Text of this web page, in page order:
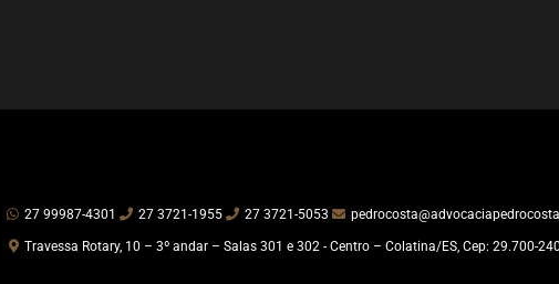
27 99987-4301 27 3721-1955 27 3721-5053
Travessa Rotary, 10 – 3º andar – Salas 301 e 302 - Centro – Colatina/ES, Cep: 29.700-